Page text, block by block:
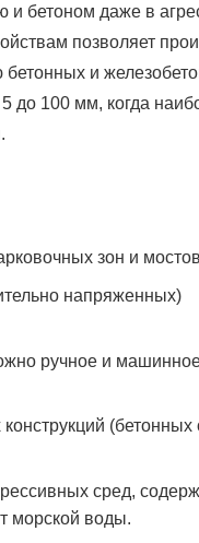
и бетоном даже в
позволяет
и
до 100 мм, когда
зон и
напряженных)
ручное и
(бетонных
сред,
морской воды.